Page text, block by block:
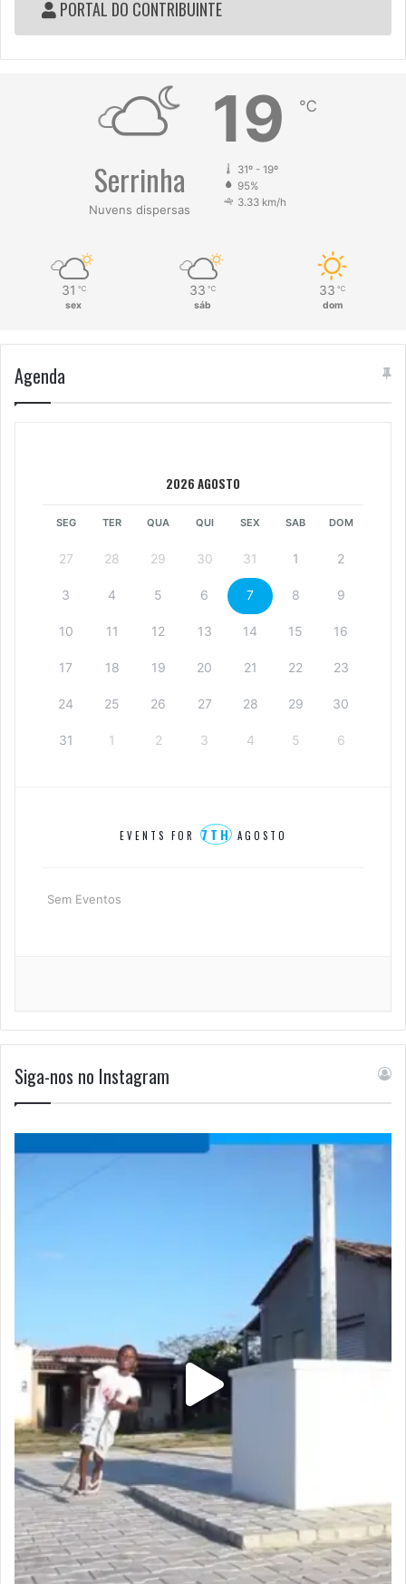
PORTAL DO CONTRIBUINTE
Serrinha
Nuvens dispersas
19 ℃
31º - 19º
95%
3.33 km/h
31 ℃
sex
33 ℃
sáb
33 ℃
dom
Agenda
2026 AGOSTO
SEG TER QUA QUI SEX SAB DOM
27 28 29 30 31 1 2
3 4 5 6 7 8 9
10 11 12 13 14 15 16
17 18 19 20 21 22 23
24 25 26 27 28 29 30
31 1 2 3 4 5 6
EVENTS FOR 7THAGOSTO
Sem Eventos
Siga-nos no Instagram